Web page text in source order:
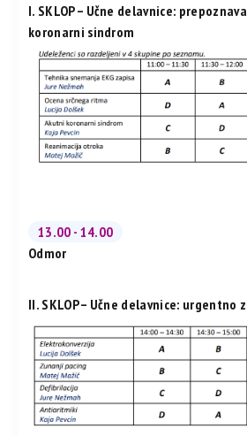
I. SKLOP – Učne delavnice:
koronarni sindrom
13.00 - 14.00
Odmor
II. SKLOP – Učne delavnice: